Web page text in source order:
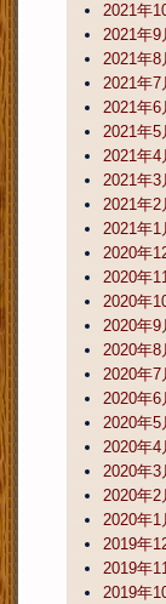
2021年
2021年9
2021年8
2021年7
2021年6
2021年5
2021年4
2021年3
2021年2
2021年1
2020年
2020年
2020年
2020年9
2020年8
2020年7
2020年6
2020年5
2020年4
2020年3
2020年2
2020年1
2019年
2019年
2019年